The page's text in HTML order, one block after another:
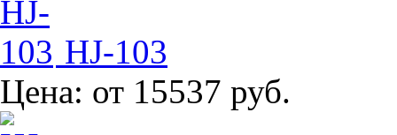
HJ-103
Цена: от 15537 руб.